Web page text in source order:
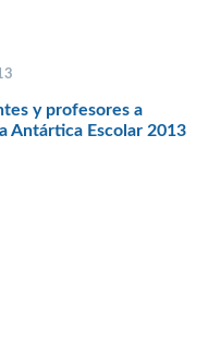
y profesores a
Antártica Escolar 2013